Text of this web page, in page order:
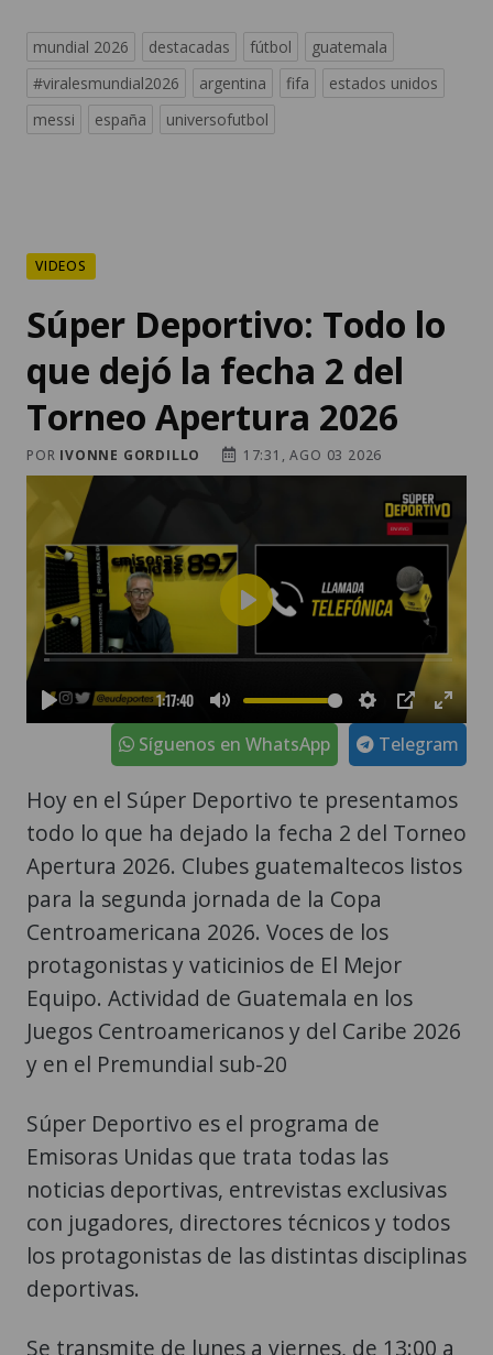
mundial 2026 destacadas fútbol
guatemala
#viralesmundial2026
argentina fifa
estados unidos
messi
españa universofutbol
VIDEOS
Súper Deportivo: Todo lo
que dejó la fecha 2 del
Torneo Apertura 2026
POR IVONNE GORDILLO 17:31, AGO 03 2026
Telegram
Síguenos en WhatsApp
Hoy en el Súper Deportivo te presentamos
todo lo que ha dejado la fecha 2 del Torneo
Apertura 2026. Clubes guatemaltecos listos
para la segunda jornada de la Copa
Centroamericana 2026. Voces de los
protagonistas y vaticinios de El Mejor
Equipo. Actividad de Guatemala en los
Juegos Centroamericanos y del Caribe 2026
y en el Premundial sub-20
Súper Deportivo es el programa de
Emisoras Unidas que trata todas las
noticias deportivas, entrevistas exclusivas
con jugadores, directores técnicos y todos
los protagonistas de las distintas disciplinas
deportivas.
Se transmite de lunes a viernes, de 13:00 a